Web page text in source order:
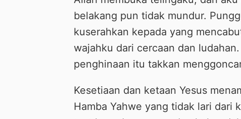
belakang pun tidak mundur.
kuserahkan kepada yang
wajahku dari cercaan dan
penghinaan itu takkan
Kesetiaan dan ketaan Yesus
Hamba Yahwe yang tidak lari dari